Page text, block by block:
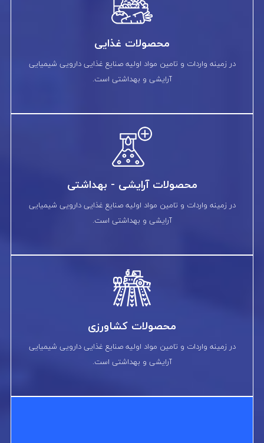
محصولات غذایی
در زمینه واردات و تامین مواد اولیه صنایع غذایی دارویی شیمیایی
آرایشی و بهداشتی است.
محصولات آرایشی - بهداشتی
در زمینه واردات و تامین مواد اولیه صنایع غذایی دارویی شیمیایی
آرایشی و بهداشتی است.
محصولات کشاورزی
در زمینه واردات و تامین مواد اولیه صنایع غذایی دارویی شیمیایی
آرایشی و بهداشتی است.